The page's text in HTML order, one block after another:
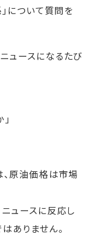
について質問を
ュースになるたび
原油価格は市場
ュースに反応し
ありません。